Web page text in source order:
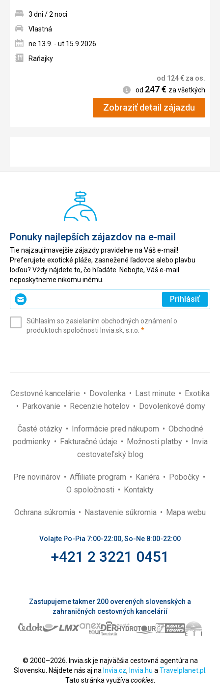
3 dni / 2 noci
Vlastná
ne 13.9. - ut 15.9.2026
Raňajky
od 124€ za os.
Informácie
od 247€ za všetkých
Zobraziť detail zájazdu
Ponuky najlepších zájazdov na e-mail
Tie najzaujímavejšie zájazdy pravidelne na Váš e-mail!
Preferujete exotické pláže, zasnežené ľadovce alebo plavbu
loďou? Vždy nájdete to, čo hľadáte. Nebojte, Váš e-mail
neposkytneme nikomu inému.
Zadajte
svoj
(povinné)
Prihlásiť
Súhlasím so zasielaním obchodných oznámení o
produktoch spoločnosti Invia.sk, s.r.o. *(povinné)
Cestovné kancelárie Dovolenka Last minute
Exotika
Parkovanie
Recenzie hotelov Dovolenkové domy
Časté otázky Informácie pred nákupom
Obchodné
podmienky
Fakturačné údaje Možnosti platby
Invia
cestovateľský blog
Pre novinárov Affiliate program Kariéra
Pobočky
O spoločnosti
Kontakty
Ochrana súkromia Nastavenie súkromia Mapa webu
Volajte Po-Pia 7:00-22:00, So-Ne 8:00-22:00
+421 2 3221 0451
Zastupujeme takmer 200 overených slovenských a
zahraničných cestovných kancelárií
© 2000–2026. Invia.sk je najväčšia cestovná agentúra na
Slovensku. Nájdete nás aj na Invia.cz, Invia.hu a Travelplanet.pl
Tato stránka využíva cookies.